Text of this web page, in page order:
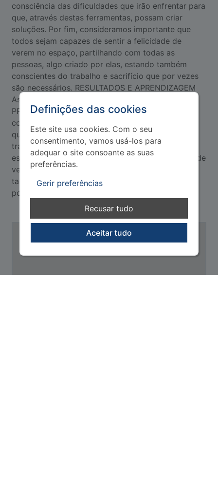
consciência das dificuldades que irão enfrentar para
que, através destas ferramentas, possam criar
soluções. Por fim, consideramos importante que
todos sejam capazes de sentir a felicidade de
verem no espaço, partilhando com todas as
pessoas, algo criado por elas, estando também
conscientes do trabalho e sacrifício que por vezes
são necessários. RESULTADOS E APRENDIZAGEM
Assentando numa componente teórico-prática, o
PROJECTO ACADEMIA, pretende que os alunos
consigam desenvolver ferramentas competências
que permitam uma maior aptidão no mercado de
trabalho. Por fim, consideramos importante que
estes jovens sejam capazes de sentir a felicidade de
verem concretamente algo que criaram, estando
também conscientes do trabalho e sacrifício que
por vezes são necessários.
Definições das cookies
Este site usa cookies. Com o seu
consentimento, vamos usá-los para
adequar o site consoante as suas
preferências.
Gerir preferências
Recusar tudo
Aceitar tudo